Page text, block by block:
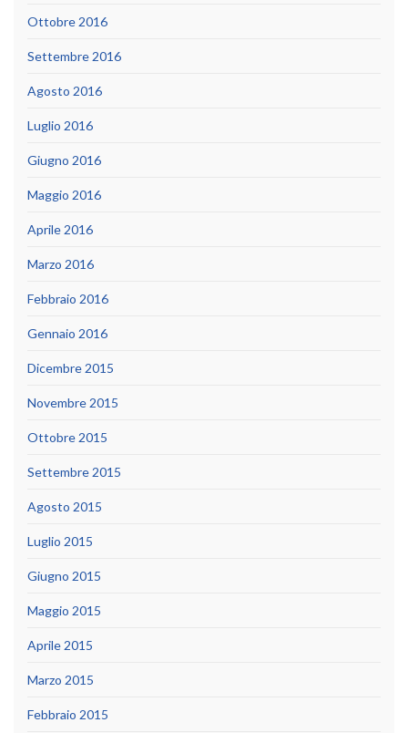
Ottobre 2016
Settembre 2016
Agosto 2016
Luglio 2016
Giugno 2016
Maggio 2016
Aprile 2016
Marzo 2016
Febbraio 2016
Gennaio 2016
Dicembre 2015
Novembre 2015
Ottobre 2015
Settembre 2015
Agosto 2015
Luglio 2015
Giugno 2015
Maggio 2015
Aprile 2015
Marzo 2015
Febbraio 2015